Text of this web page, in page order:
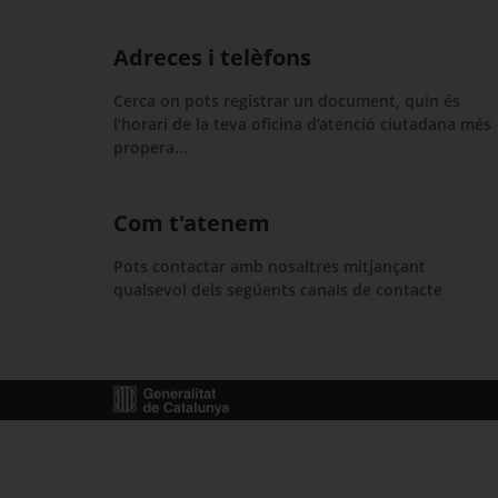
Adreces i telèfons
Cerca on pots registrar un document, quin és
l’horari de la teva oficina d’atenció ciutadana més
propera…
Com t'atenem
Pots contactar amb nosaltres mitjançant
qualsevol dels següents canals de contacte